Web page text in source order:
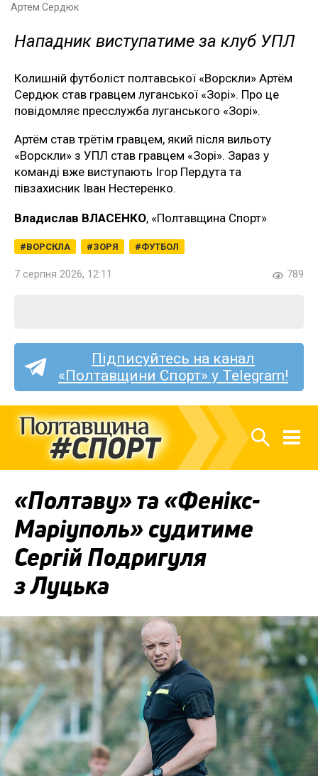
Артем Сердюк
Нападник виступатиме за клуб УПЛ
Колишній футболіст полтавської «Ворскли» Артём
Сердюк став гравцем луганської «Зорі». Про це
повідомляє пресслужба луганського «Зорі».
Артём став трётім гравцем, який після вильоту
«Ворскли» з УПЛ став гравцем «Зорі». Зараз у
команді вже виступають Ігор Пердута та
півзахисник Іван Нестеренко.
Владислав ВЛАСЕНКО, «Полтавщина Спорт»
ВОРСКЛА ЗОРЯ ФУТБОЛ
7 серпня 2026, 12:11 789
Підписуйтесь на канал
«Полтавщини Спорт» у Telegram!
«Полтаву» та «Фенікс-
Маріуполь» судитиме
Сергій Подригуля
з Луцька